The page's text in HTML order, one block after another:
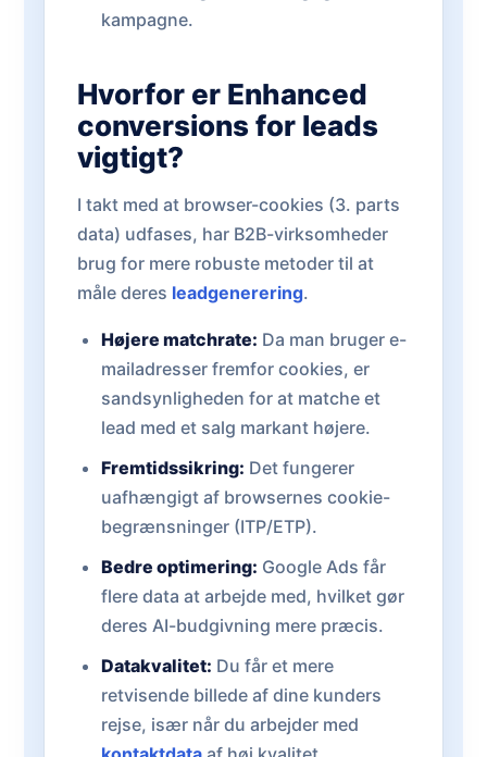
kampagne.
Hvorfor er Enhanced
conversions for leads
vigtigt?
I takt med at browser-cookies (3. parts
data) udfases, har B2B-virksomheder
brug for mere robuste metoder til at
måle deres leadgenerering.
Højere matchrate: Da man bruger e-
mailadresser fremfor cookies, er
sandsynligheden for at matche et
lead med et salg markant højere.
Fremtidssikring: Det fungerer
uafhængigt af browsernes cookie-
begrænsninger (ITP/ETP).
Bedre optimering: Google Ads får
flere data at arbejde med, hvilket gør
deres AI-budgivning mere præcis.
Datakvalitet: Du får et mere
retvisende billede af dine kunders
rejse, især når du arbejder med